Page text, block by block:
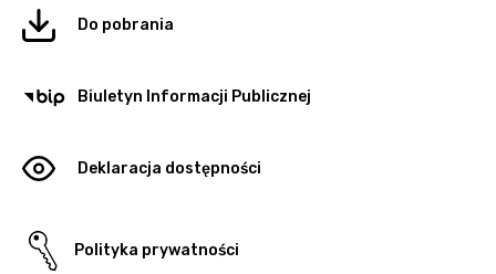
Do pobrania
Biuletyn Informacji Publicznej
Deklaracja dostępności
Polityka prywatności